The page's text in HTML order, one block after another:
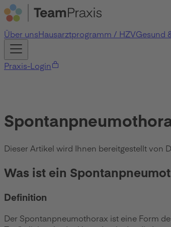
Über unsHausarztprogramm / HZVGesund
Praxis-Login
Dieser Artikel wird Ihnen bereitgestellt von
Was ist ein
Definition
Der Spontanpneumothorax ist eine Form